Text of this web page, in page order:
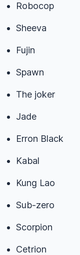
Robocop
Sheeva
Fujin
Spawn
The joker
Jade
Erron Black
Kabal
Kung Lao
Sub-zero
Scorpion
Cetrion